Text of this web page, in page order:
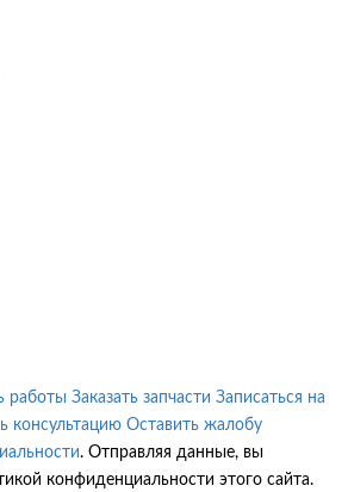
работы Заказать запчасти Записаться на
консультацию Оставить жалобу
. Отправляя данные, вы
конфиденциальности этого сайта.